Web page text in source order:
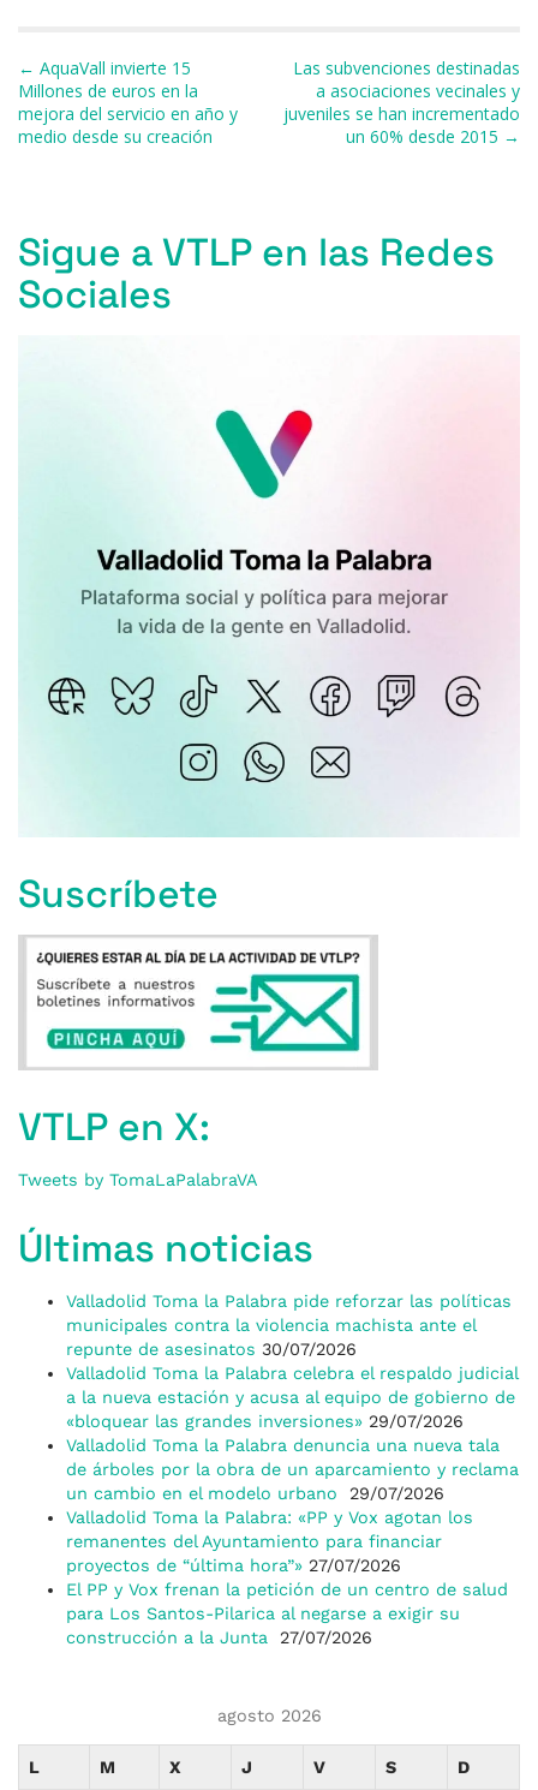
b
o
o
k
y
m
ti
r
Navegación de entradas
← AquaVall invierte 15
Millones de euros en la
mejora del servicio en año y
medio desde su creación
Las subvenciones destinadas
a asociaciones vecinales y
juveniles se han incrementado
un 60% desde 2015 →
Sigue a VTLP en las Redes
Sociales
Suscríbete
VTLP en X:
Tweets by TomaLaPalabraVA
Últimas noticias
Valladolid Toma la Palabra pide reforzar las políticas
municipales contra la violencia machista ante el
repunte de asesinatos 30/07/2026
Valladolid Toma la Palabra celebra el respaldo judicial
a la nueva estación y acusa al equipo de gobierno de
«bloquear las grandes inversiones» 29/07/2026
Valladolid Toma la Palabra denuncia una nueva tala
de árboles por la obra de un aparcamiento y reclama
un cambio en el modelo urbano
29/07/2026
Valladolid Toma la Palabra: «PP y Vox agotan los
remanentes del Ayuntamiento para financiar
proyectos de “última hora”» 27/07/2026
El PP y Vox frenan la petición de un centro de salud
para Los Santos-Pilarica al negarse a exigir su
construcción a la Junta
27/07/2026
agosto 2026
L M X J V S D